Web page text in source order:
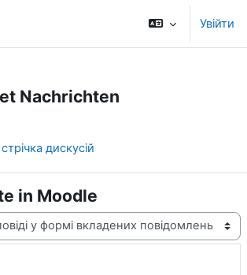
Увійти
Nachrichten
дискусій
in Moodle